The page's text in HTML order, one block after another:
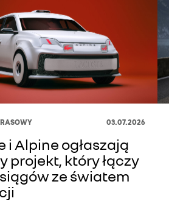
03.07.2026
i Alpine ogłaszają
projekt, który łączy
ze światem